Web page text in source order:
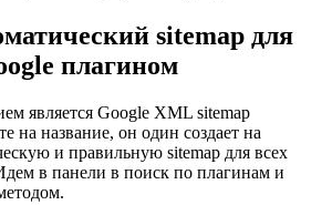
sitemap для
плагином
является Google XML sitemap
на название, он один создает на
и правильную sitemap для всех
в панели в поиск по плагинам и